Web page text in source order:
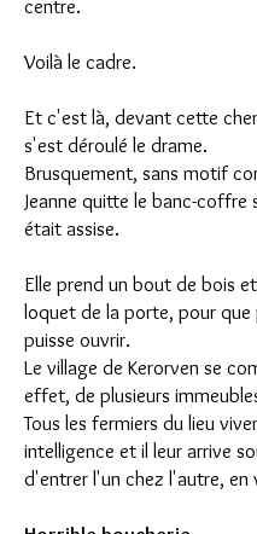
centre.
Voilà le cadre.
Et c'est là, devant cette
s'est déroulé le drame.
Brusquement, sans motif
Jeanne quitte le banc-coffre
était assise.
Elle prend un bout de bois
loquet de la porte, pour que
puisse ouvrir.
Le village de Kerorven se
effet, de plusieurs
Tous les fermiers du lieu
intelligence et il leur arrive
d'entrer l'un chez l'autre, en